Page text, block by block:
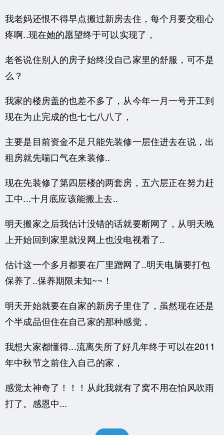
我老妈还恨不得早点搬过新房去住，每个月要交租心
疼啊..现在她的愿望终于可以实现了，
老爸说住别人的房子始终没自己家里的舒服，可不是
么？
我家的楼房盖的也差不多了，从今年一月一号开工到
现在为止完成的也七七八八了，
主要是目前资金不足只能先装修一层住进去在说，出
租房就先喘口气在来装修..
现在先装修了第四层楼的两套房，五六层正在努力赶
工中...十月底应该能搬上去..
明天搬家之后我估计没错的话就要断网了，从明天晚
上开始回到家里就没网上也没电视看了..
估计这一个多月都要在厂里蹭网了..明天电脑要打包
保养了..保养期限未知~~！
明天开始就要在自家的新房子里住了，虽然现在还是
个半成品但住在自己家的那种感觉，
我想大家都懂得...流离失所了好几年终于可以在2011
年中秋节之前住入自己的家，
感觉太神奇了！！！从此我就有了窝不用在怕风吹雨
打了。感恩中...